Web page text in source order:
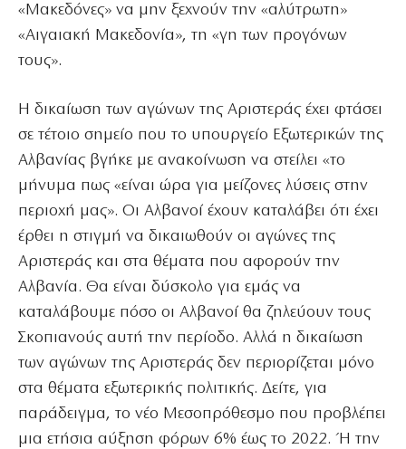
«Μακεδόνες» να μην ξεχνούν την «αλύτρωτη»
«Αιγαιακή Μακεδονία», τη «γη των προγόνων
τους».
Η δικαίωση των αγώνων της Αριστεράς έχει φτάσει
σε τέτοιο σημείο που το υπουργείο Εξωτερικών της
Αλβανίας βγήκε με ανακοίνωση να στείλει «το
μήνυμα πως «είναι ώρα για μείζονες λύσεις στην
περιοχή μας». Οι Αλβανοί έχουν καταλάβει ότι έχει
έρθει η στιγμή να δικαιωθούν οι αγώνες της
Αριστεράς και στα θέματα που αφορούν την
Αλβανία. Θα είναι δύσκολο για εμάς να
καταλάβουμε πόσο οι Αλβανοί θα ζηλεύουν τους
Σκοπιανούς αυτή την περίοδο. Αλλά η δικαίωση
των αγώνων της Αριστεράς δεν περιορίζεται μόνο
στα θέματα εξωτερικής πολιτικής. Δείτε, για
παράδειγμα, το νέο Μεσοπρόθεσμο που προβλέπει
μια ετήσια αύξηση φόρων 6% έως το 2022. Ή την